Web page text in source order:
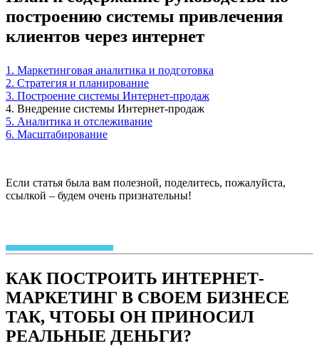
построению системы привлечения
клиентов через интернет
1. Маркетинговая аналитика и подготовка
2. Стратегия и планирование
3. Построение системы Интернет-продаж
4. Внедрение системы Интернет-продаж
5. Аналитика и отслеживание
6. Масштабирование
Если статья была вам полезной, поделитесь, пожалуйста,
ссылкой – будем очень признательны!
КАК ПОСТРОИТЬ ИНТЕРНЕТ-
МАРКЕТИНГ В СВОЕМ БИЗНЕСЕ
ТАК, ЧТОБЫ ОН ПРИНОСИЛ
РЕАЛЬНЫЕ ДЕНЬГИ?